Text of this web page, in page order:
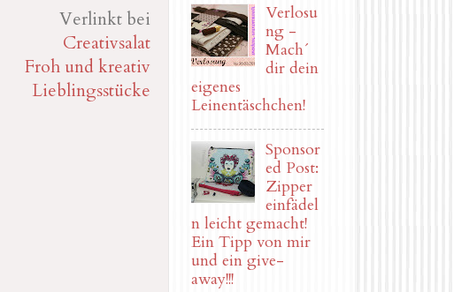
Verlinkt bei
Creativsalat
Froh und kreativ
Lieblingsstücke
Verlosu
ng -
Mach´
dir dein
eigenes
Leinentäschchen!
Sponsor
ed Post:
Zipper
einfädel
n leicht gemacht!
Ein Tipp von mir
und ein give-
away!!!